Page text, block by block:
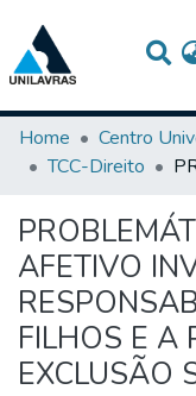
Home
TCC-Direito
AFETIVO
FILHOS E A
EXCLUSÃO